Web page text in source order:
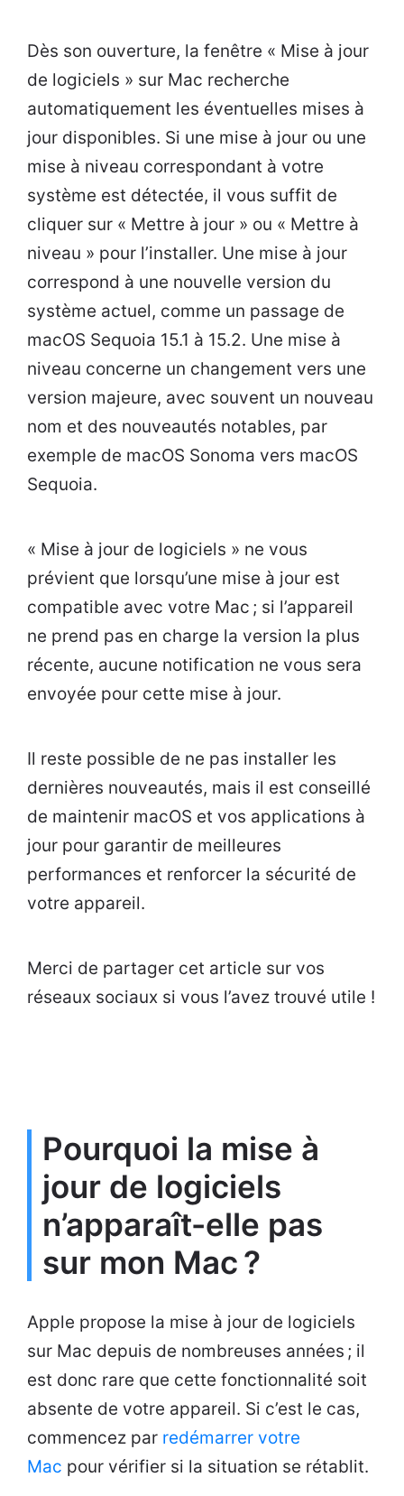
Dès son ouverture, la fenêtre « Mise à jour
de logiciels » sur Mac recherche
automatiquement les éventuelles mises à
jour disponibles. Si une mise à jour ou une
mise à niveau correspondant à votre
système est détectée, il vous suffit de
cliquer sur « Mettre à jour » ou « Mettre à
niveau » pour l’installer. Une mise à jour
correspond à une nouvelle version du
système actuel, comme un passage de
macOS Sequoia 15.1 à 15.2. Une mise à
niveau concerne un changement vers une
version majeure, avec souvent un nouveau
nom et des nouveautés notables, par
exemple de macOS Sonoma vers macOS
Sequoia.
« Mise à jour de logiciels » ne vous
prévient que lorsqu’une mise à jour est
compatible avec votre Mac ; si l’appareil
ne prend pas en charge la version la plus
récente, aucune notification ne vous sera
envoyée pour cette mise à jour.
Il reste possible de ne pas installer les
dernières nouveautés, mais il est conseillé
de maintenir macOS et vos applications à
jour pour garantir de meilleures
performances et renforcer la sécurité de
votre appareil.
Merci de partager cet article sur vos
réseaux sociaux si vous l’avez trouvé utile !
Pourquoi la mise à
jour de logiciels
n’apparaît-elle pas
sur mon Mac ?
Apple propose la mise à jour de logiciels
sur Mac depuis de nombreuses années ; il
est donc rare que cette fonctionnalité soit
absente de votre appareil. Si c’est le cas,
commencez par redémarrer votre
Mac pour vérifier si la situation se rétablit.